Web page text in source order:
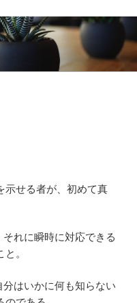
示せる者が、初めて真
れに瞬時に対応できる
。
はいかに何も知らない